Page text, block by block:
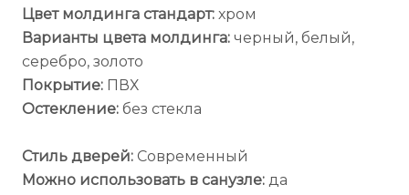
Цвет молдинга стандарт: хром
Варианты цвета молдинга: черный, белый,
серебро, золото
Покрытие: ПВХ
Остекление: без стекла
Стиль дверей: Современный
Можно использовать в санузле: да